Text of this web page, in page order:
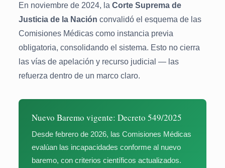
En noviembre de 2024, la Corte Suprema de
Justicia de la Nación convalidó el esquema de las
Comisiones Médicas como instancia previa
obligatoria, consolidando el sistema. Esto no cierra
las vías de apelación y recurso judicial — las
refuerza dentro de un marco claro.
Nuevo Baremo vigente: Decreto 549/2025
Desde febrero de 2026, las Comisiones Médicas
evalúan las incapacidades conforme al nuevo
baremo, con criterios científicos actualizados.